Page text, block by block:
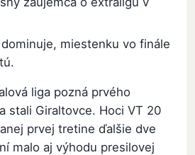
miestenku vo finále
liga pozná prvého
stali Giraltovce. Hoci VT 20
prvej tretine ďalšie dve
malo aj výhodu presilovej